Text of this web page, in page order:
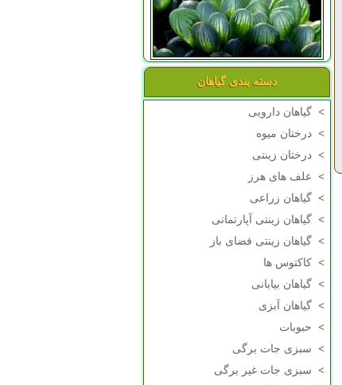
دسته بندی گیاهان
> گیاهان دارویی
> درختان میوه
> درختان زینتی
> علف های هرز
> گیاهان زراعی
> گیاهان زینتی آپارتمانی
> گیاهان زینتی فضای باز
> کاکتوس ها
> گیاهان بیابانی
> گیاهان آبزی
> حبوبات
> سبزی جات برگی
> سبزی جات غیر برگی